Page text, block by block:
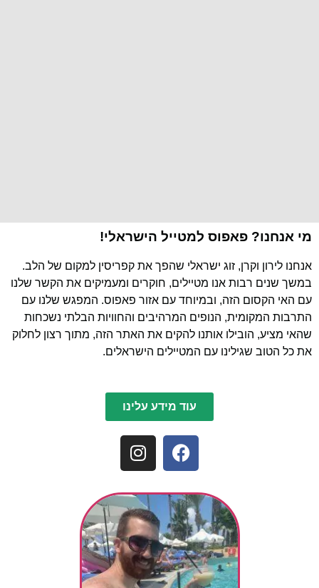
מי אנחנו? פאפוס למטייל הישראלי!
אנחנו לירון וקרן, זוג ישראלי שהפך את קפריסין למקום של הלב.
במשך שנים רבות אנו מטיילים, חוקרים ומעמיקים את הקשר שלנו
עם האי הקסום הזה, ובמיוחד עם אזור פאפוס. המפגש שלנו עם
התרבות המקומית, הנופים המרהיבים והחוויות הבלתי נשכחות
שהאי מציע, הובילו אותנו להקים את האתר הזה, מתוך רצון לחלוק
את כל הטוב שגילינו עם המטיילים הישראלים.
עוד מידע עלינו